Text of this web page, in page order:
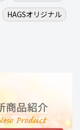
HAGSオリジナル